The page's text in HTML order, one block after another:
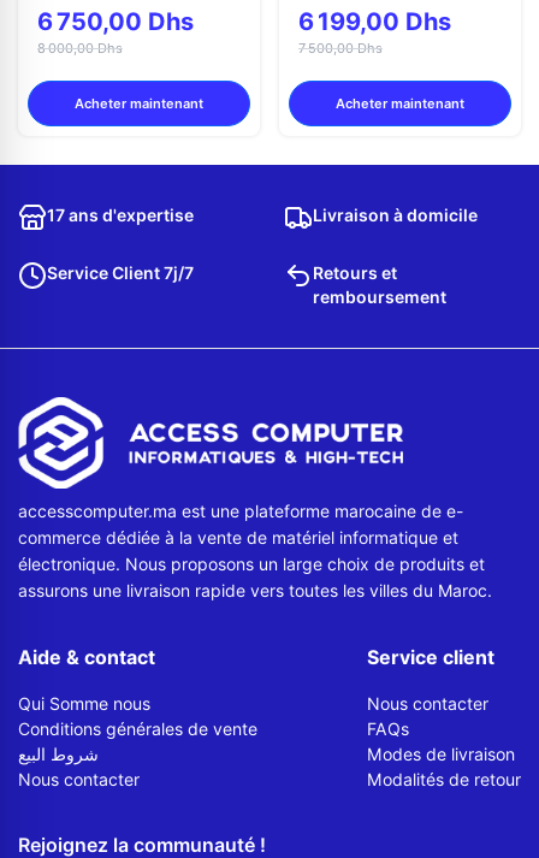
6 750,00 Dhs
8 000,00 Dhs
Acheter maintenant
6 199,00 Dhs
7 500,00 Dhs
Acheter maintenant
17 ans d'expertise Livraison à domicile
Service Client 7j/7
Retours et
remboursement
accesscomputer.ma est une plateforme marocaine de e-
commerce dédiée à la vente de matériel informatique et
électronique. Nous proposons un large choix de produits et
assurons une livraison rapide vers toutes les villes du Maroc.
Aide & contact
Qui Somme nous
Conditions générales de vente
شروط البيع
Nous contacter
Service client
Nous contacter
FAQs
Modes de livraison
Modalités de retour
Rejoignez la communauté !